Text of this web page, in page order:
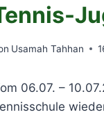
Usamah Tahhan
06.07. –